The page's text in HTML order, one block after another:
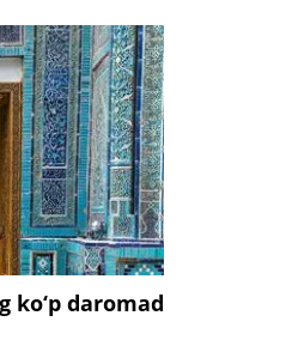
ko‘p daromad